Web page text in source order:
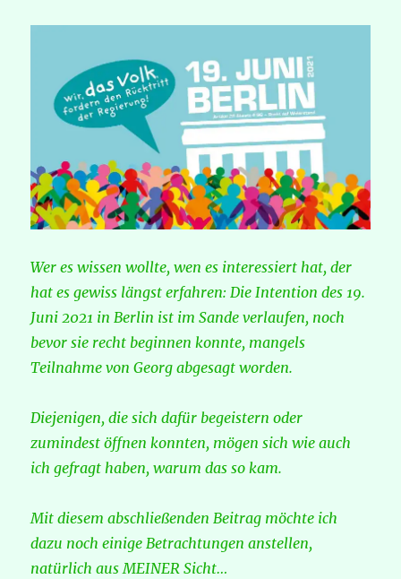
Kunden
Wer es wissen wollte, wen es interessiert hat, der
hat es gewiss längst erfahren: Die Intention des 19.
Juni 2021 in Berlin ist im Sande verlaufen, noch
bevor sie recht beginnen konnte, mangels
Teilnahme von Georg abgesagt worden.
Diejenigen, die sich dafür begeistern oder
zumindest öffnen konnten, mögen sich wie auch
ich gefragt haben, warum das so kam.
Mit diesem abschließenden Beitrag möchte ich
dazu noch einige Betrachtungen anstellen,
natürlich aus MEINER Sicht…